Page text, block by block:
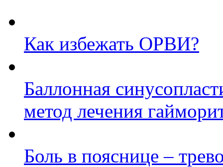
Как избежать ОРВИ?
Баллонная
метод лечения
Боль в пояснице –